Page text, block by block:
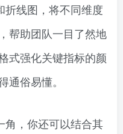
折线图，将不同维度
帮助团队一目了然地
式强化关键指标的颜
俗易懂。
角，你还可以结合其